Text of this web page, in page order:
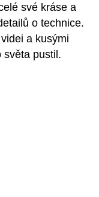
své kráse a
o technice.
a kusými
světa pustil.